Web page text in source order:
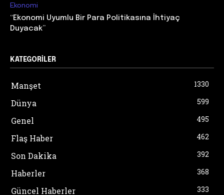
Ekonomi
“Ekonomi Uyumlu Bir Para Politikasına İhtiyaç
Duyacak”
KATEGORILER
Manşet 1330
Dünya 599
Genel 495
Flaş Haber 462
Son Dakika 392
Haberler 368
Güncel Haberler 333